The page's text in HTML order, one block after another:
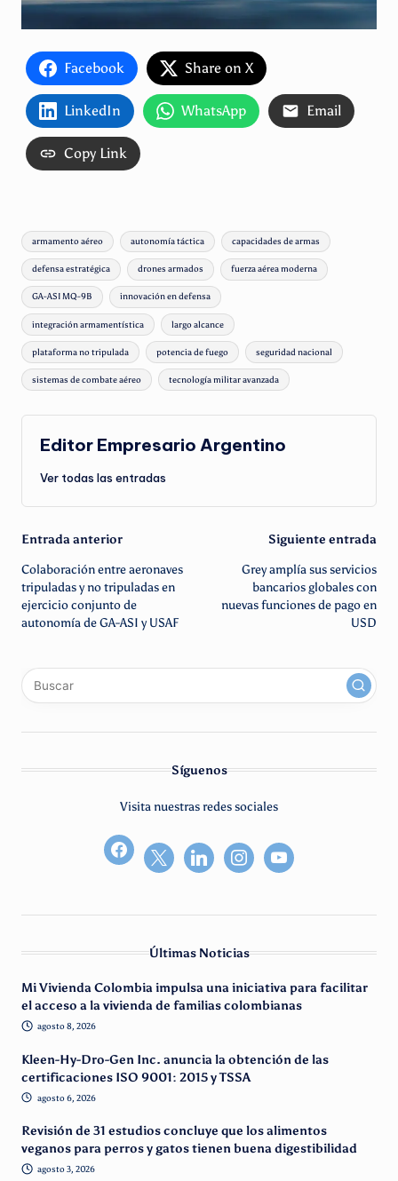
Facebook Share on X
LinkedIn WhatsApp Email
Copy Link
Etiquetas:
armamento aéreo autonomía táctica capacidades de armas
defensa estratégica drones armados fuerza aérea moderna
GA-ASI MQ-9B innovación en defensa
integración armamentística largo alcance
plataforma no tripulada potencia de fuego seguridad nacional
sistemas de combate aéreo tecnología militar avanzada
Editor Empresario Argentino
Ver todas las entradas
Navegación
de
entradas
Entrada anterior
Colaboración entre aeronaves
tripuladas y no tripuladas en
ejercicio conjunto de
autonomía de GA-ASI y USAF
Siguiente entrada
Grey amplía sus servicios
bancarios globales con
nuevas funciones de pago en
USD
Síguenos
Visita nuestras redes sociales
facebook2
Últimas Noticias
Mi Vivienda Colombia impulsa una iniciativa para facilitar
el acceso a la vivienda de familias colombianas
agosto 8, 2026
Kleen-Hy-Dro-Gen Inc. anuncia la obtención de las
certificaciones ISO 9001: 2015 y TSSA
agosto 6, 2026
Revisión de 31 estudios concluye que los alimentos
veganos para perros y gatos tienen buena digestibilidad
agosto 3, 2026